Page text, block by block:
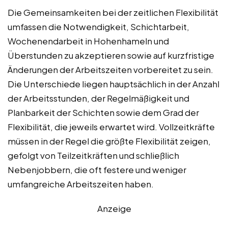
Die Gemeinsamkeiten bei der zeitlichen Flexibilität
umfassen die Notwendigkeit, Schichtarbeit,
Wochenendarbeit in Hohenhameln und
Überstunden zu akzeptieren sowie auf kurzfristige
Änderungen der Arbeitszeiten vorbereitet zu sein.
Die Unterschiede liegen hauptsächlich in der Anzahl
der Arbeitsstunden, der Regelmäßigkeit und
Planbarkeit der Schichten sowie dem Grad der
Flexibilität, die jeweils erwartet wird. Vollzeitkräfte
müssen in der Regel die größte Flexibilität zeigen,
gefolgt von Teilzeitkräften und schließlich
Nebenjobbern, die oft festere und weniger
umfangreiche Arbeitszeiten haben.
Anzeige